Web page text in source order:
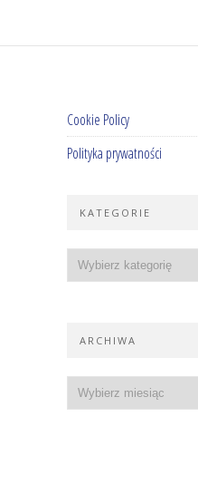
Cookie Policy
Polityka prywatności
KATEGORIE
ARCHIWA